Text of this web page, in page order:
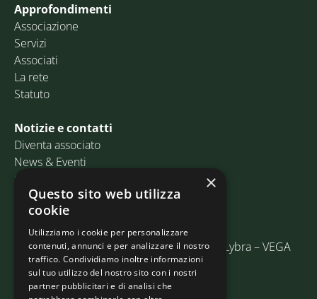
Approfondimenti
Associazione
Servizi
Associati
La rete
Statuto
Notizie e contatti
Diventa associato
News & Eventi
Contatti
Email:info@assosped.it
PEC: assospedvenezia@pec.fedespedi.it
Indirizzo: Via delle Industrie, 19/C Edificio Lybra – VEGA
30175 Marghera (VE)
×
Questo sito web utilizza
cookie
Utilizziamo i cookie per personalizzare
contenuti, annunci e per analizzare il nostro
traffico. Condividiamo inoltre informazioni
sul tuo utilizzo del nostro sito con i nostri
partner pubblicitari e di analisi che